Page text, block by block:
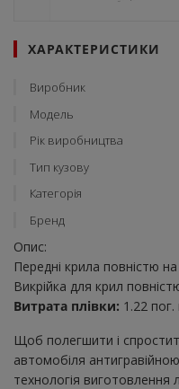
ХАРАКТЕРИСТИКИ
Виробник
Модель
Рік виробництва
Тип кузову
Категорія
Бренд
Опис:
Передні крила повністю
Викрійка для крил
Витрата плівки: 1.22
Щоб полегшити і
автомобіля
технологія виготовлення